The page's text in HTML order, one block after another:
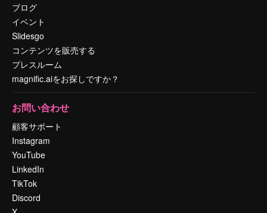
ブログ
イベント
Slidesgo
コンテンツを販売する
プレスルーム
magnific.aiをお探しですか？
お問い合わせ
顧客サポート
Instagram
YouTube
LinkedIn
TikTok
Discord